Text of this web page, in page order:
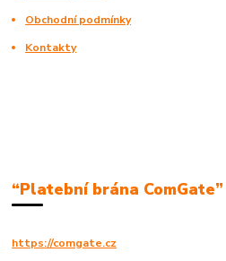
Obchodní podmínky
Kontakty
“Platební brána ComGate”
https://comgate.cz